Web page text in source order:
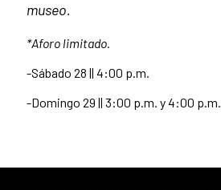
museo.
*Aforo limitado.
-Sábado 28 || 4:00 p.m.
-Domingo 29 || 3:00 p.m. y 4:00 p.m.